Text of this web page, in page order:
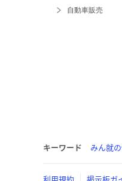
自動車販売
キーワード みん就